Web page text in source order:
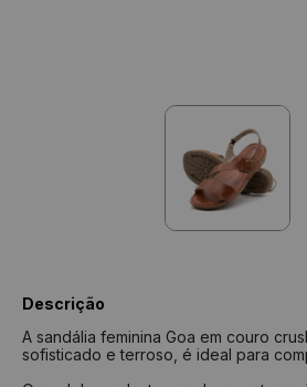
Descrição
A sandália feminina Goa em couro
sofisticado e terroso, é ideal para